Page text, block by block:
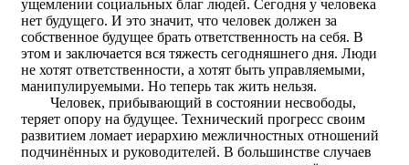
ущемлении социальных благ людей. Сегодня у человека
нет будущего. И это значит, что человек должен за
собственное будущее брать ответственность на себя. В
этом и заключается вся тяжесть сегодняшнего дня. Люди
не хотят ответственности, а хотят быть управляемыми,
манипулируемыми. Но теперь так жить нельзя.
Человек, прибывающий в состоянии несвободы,
теряет опору на будущее. Технический прогресс своим
развитием ломает иерархию межличностных отношений
подчинённых и руководителей. В большинстве случаев